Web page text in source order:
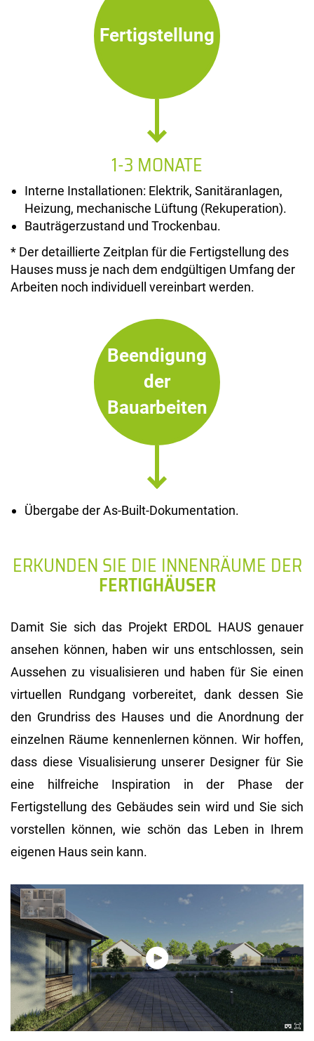
Fertigstellung
1-3 MONATE
Interne Installationen: Elektrik, Sanitäranlagen,
Heizung, mechanische Lüftung (Rekuperation).
Bauträgerzustand und Trockenbau.
* Der detaillierte Zeitplan für die Fertigstellung des
Hauses muss je nach dem endgültigen Umfang der
Arbeiten noch individuell vereinbart werden.
Beendigung
der
Bauarbeiten
Übergabe der As-Built-Dokumentation.
ERKUNDEN SIE DIE INNENRÄUME DER
FERTIGHÄUSER
Damit Sie sich das Projekt ERDOL HAUS genauer
ansehen können, haben wir uns entschlossen, sein
Aussehen zu visualisieren und haben für Sie einen
virtuellen Rundgang vorbereitet, dank dessen Sie
den Grundriss des Hauses und die Anordnung der
einzelnen Räume kennenlernen können. Wir hoffen,
dass diese Visualisierung unserer Designer für Sie
eine hilfreiche Inspiration in der Phase der
Fertigstellung des Gebäudes sein wird und Sie sich
vorstellen können, wie schön das Leben in Ihrem
eigenen Haus sein kann.